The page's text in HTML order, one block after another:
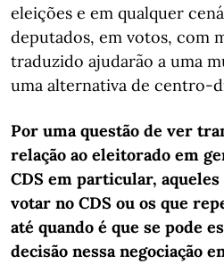
eleições e em qualquer
deputados, em votos, com
traduzido ajudarão a uma
uma alternativa de centro-
Por uma questão de ver
relação ao eleitorado em
CDS em particular,
votar no CDS ou os que
até quando é que se pode
decisão nessa negociação